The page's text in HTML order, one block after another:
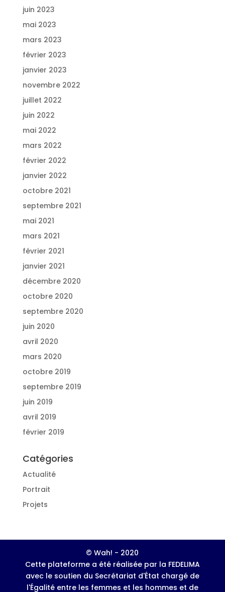
juin 2023
mai 2023
mars 2023
février 2023
janvier 2023
novembre 2022
juillet 2022
juin 2022
mai 2022
mars 2022
février 2022
janvier 2022
octobre 2021
septembre 2021
mai 2021
mars 2021
février 2021
janvier 2021
décembre 2020
octobre 2020
septembre 2020
juin 2020
avril 2020
mars 2020
octobre 2019
septembre 2019
juin 2019
avril 2019
février 2019
Catégories
Actualité
Portrait
Projets
© Wah! - 2020
Cette plateforme a été réalisée par la FEDELIMA
avec le soutien du Secrétariat d'État chargé de
l'Égalité entre les femmes et les hommes et de